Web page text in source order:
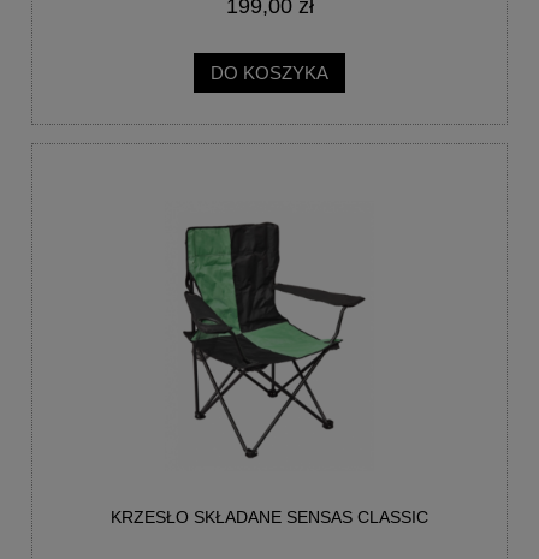
199,00 zł
DO KOSZYKA
KRZESŁO SKŁADANE SENSAS CLASSIC